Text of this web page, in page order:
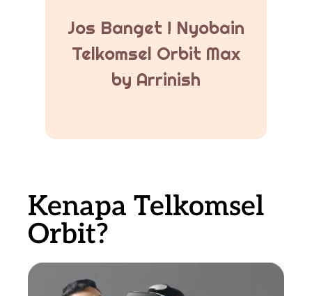
Jos Banget ! Nyobain
Telkomsel Orbit Max
by Arrinish
Kenapa Telkomsel
Orbit?